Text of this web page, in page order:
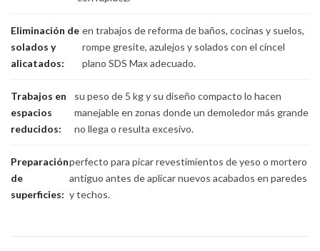
Eliminación de
solados y
alicatados:
en trabajos de reforma de baños, cocinas y suelos,
rompe gresite, azulejos y solados con el cincel
plano SDS Max adecuado.
Trabajos en
espacios
reducidos:
su peso de 5 kg y su diseño compacto lo hacen
manejable en zonas donde un demoledor más grande
no llega o resulta excesivo.
Preparación
de
superficies:
perfecto para picar revestimientos de yeso o mortero
antiguo antes de aplicar nuevos acabados en paredes
y techos.